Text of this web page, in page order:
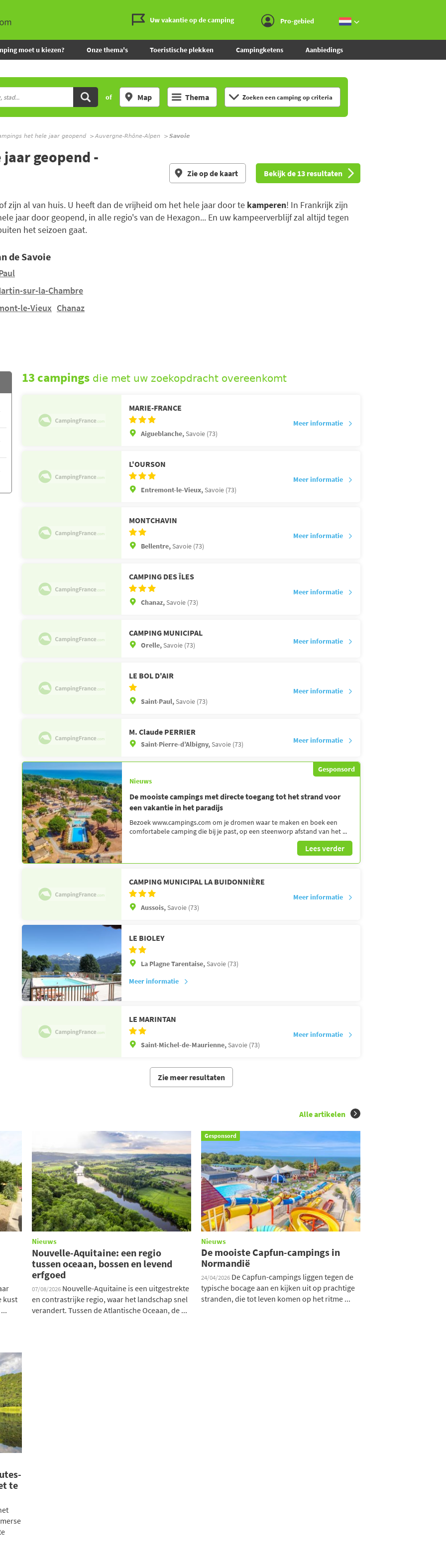
Uw vakantie op de camping Pro-gebied
moet u kiezen? Onze thema's Toeristische plekken Campingketens Aanbiedings
of Map Thema Zoeken een camping op criteria
het hele jaar geopend Auvergne-Rhône-Alpen Savoie
geopend -
Zie op de kaart Bekijk de 13 resultaten
zijn al van huis. U heeft dan de vrijheid om het hele jaar door te kamperen! In Frankrijk zijn
jaar door geopend, in alle regio's van de Hexagon... En uw kampeerverblijf zal altijd tegen
het seizoen gaat.
de Savoie
sur-la-Chambre
le-Vieux Chanaz
13 campings die met uw zoekopdracht overeenkomt
MARIE-FRANCE
Aigueblanche, Savoie (73)
Meer informatie
L'OURSON
Entremont-le-Vieux, Savoie (73)
Meer informatie
MONTCHAVIN
Bellentre, Savoie (73)
Meer informatie
CAMPING DES ÎLES
Chanaz, Savoie (73)
Meer informatie
CAMPING MUNICIPAL
Orelle, Savoie (73) Meer informatie
LE BOL D'AIR
Saint-Paul, Savoie (73)
Meer informatie
M. Claude PERRIER
Saint-Pierre-d’Albigny, Savoie (73) Meer informatie
Gesponsord
Nieuws
De mooiste campings met directe toegang tot het strand voor
een vakantie in het paradijs
Bezoek www.campings.com om je dromen waar te maken en boek een
comfortabele camping die bij je past, op een steenworp afstand van het ...
Lees verder
CAMPING MUNICIPAL LA BUIDONNIÈRE
Aussois, Savoie (73)
Meer informatie
LE BIOLEY
La Plagne Tarentaise, Savoie (73)
Meer informatie
LE MARINTAN
Saint-Michel-de-Maurienne, Savoie (73)
Meer informatie
Zie meer resultaten
Alle artikelen
kust
Nieuws
Nouvelle-Aquitaine: een regio
tussen oceaan, bossen en levend
erfgoed
07/08/2026 Nouvelle-Aquitaine is een uitgestrekte
en contrastrijke regio, waar het landschap snel
verandert. Tussen de Atlantische Oceaan, de ...
Gesponsord
Nieuws
De mooiste Capfun-campings in
Normandië
24/04/2026 De Capfun-campings liggen tegen de
typische bocage aan en kijken uit op prachtige
stranden, die tot leven komen op het ritme ...
te